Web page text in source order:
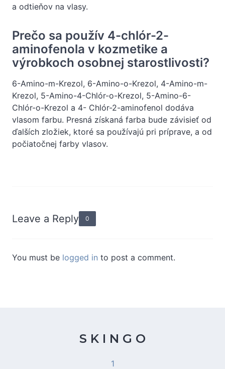
a odtieňov na vlasy.
Prečo sa použív 4-chlór-2-
aminofenola v kozmetike a
výrobkoch osobnej starostlivosti?
6-Amino-m-Krezol, 6-Amino-o-Krezol, 4-Amino-m-
Krezol, 5-Amino-4-Chlór-o-Krezol, 5-Amino-6-
Chlór-o-Krezol a 4- Chlór-2-aminofenol dodáva
vlasom farbu. Presná získaná farba bude závisieť od
ďalších zložiek, ktoré sa používajú pri príprave, a od
počiatočnej farby vlasov.
Leave a Reply 0
You must be logged in to post a comment.
S K I N G O
1